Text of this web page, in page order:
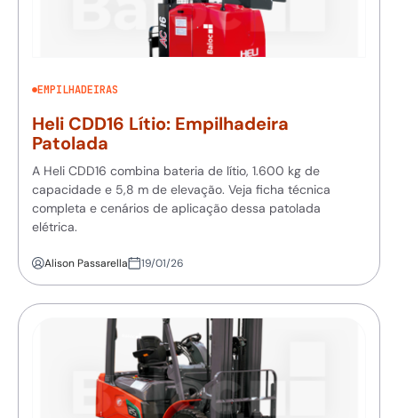
EMPILHADEIRAS
Heli CDD16 Lítio: Empilhadeira
Patolada
A Heli CDD16 combina bateria de lítio, 1.600 kg de
capacidade e 5,8 m de elevação. Veja ficha técnica
completa e cenários de aplicação dessa patolada
elétrica.
Alison Passarella 19/01/26